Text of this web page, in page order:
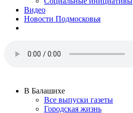
Видео
Новости Подмосковья
В Балашихе
Все выпуски газеты
Городская жизнь